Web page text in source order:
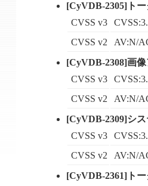
[CyVDB-2305]ト
CVSS v3
CVSS v2
AV:N/
[CyVDB-2308]画
CVSS v3
CVSS v2
AV:N/
[CyVDB-2309]シ
CVSS v3
CVSS v2
AV:N/
[CyVDB-2361]ト